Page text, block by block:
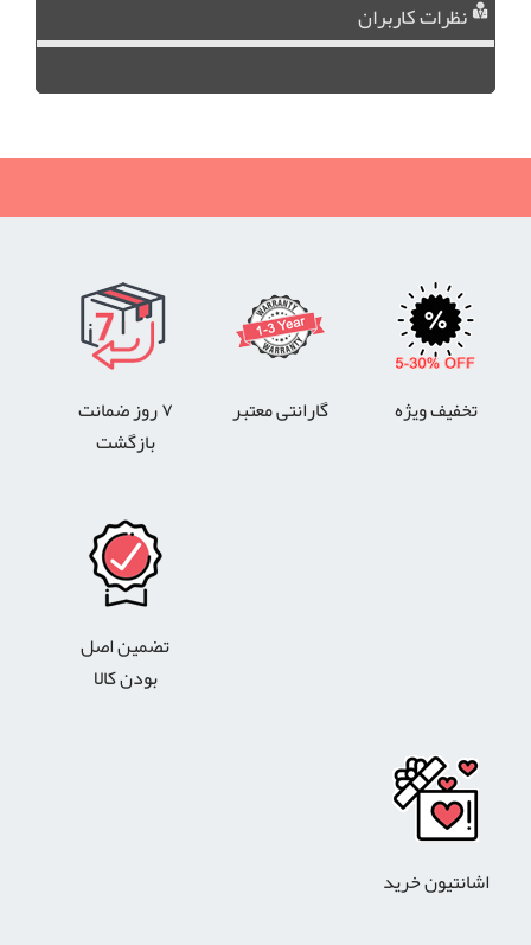
نظرات کاربران
تخفیف ویژه گارانتی معتبر
۷ روز ضمانت
بازگشت
تضمین اصل
بودن کالا
اشانتیون خرید